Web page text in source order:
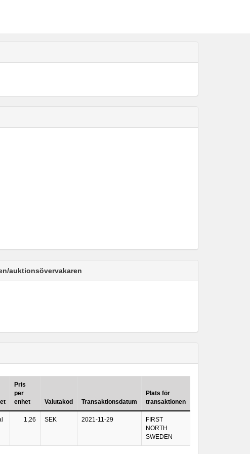
auktionsövervakaren
Pris
per
enhet
Valutakod Transaktionsdatum
Plats för
transaktionen
1,26 SEK 2021-11-29
FIRST
NORTH
SWEDEN